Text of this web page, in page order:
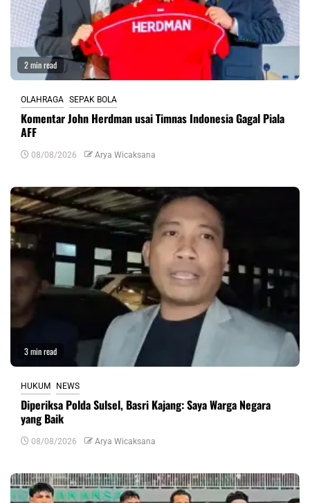
2 min read
OLAHRAGA SEPAK BOLA
Komentar John Herdman usai Timnas Indonesia Gagal Piala
AFF
08/08/2026 Arya Wicaksana
3 min read
HUKUM NEWS
Diperiksa Polda Sulsel, Basri Kajang: Saya Warga Negara
yang Baik
08/08/2026 Arya Wicaksana